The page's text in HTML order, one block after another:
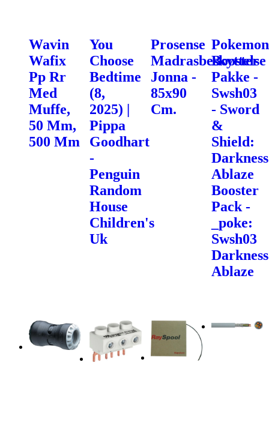
Wavin
Wafix
Pp Rr
Med
Muffe,
50 Mm,
500 Mm
You
Choose
Bedtime
(8,
2025) |
Pippa
Goodhart
-
Penguin
Random
House
Children's
Uk
Prosense
Madrasbeskyttelse
Jonna -
85x90
Cm.
Pokemon
Booster
Pakke -
Swsh03
- Sword
&
Shield:
Darkness
Ablaze
Booster
Pack -
_poke:
Swsh03
Darkness
Ablaze